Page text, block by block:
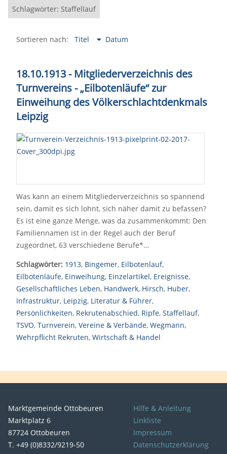
Schlagwörter: Staffellauf
Sortieren nach: Titel Datum
18.10.1913 - Mitgliederverzeichnis des
Turnvereins - „Eilbotenläufe“ zur
Einweihung des Völkerschlachtdenkmals
Leipzig
Was kann an einem Mitgliederverzeichnis so spannend
sein, damit es sich lohnt, sich näher damit zu befassen?
Es ist eine ganze Menge, was da zusammenkommt: Den
Familiennamen ist in der Regel auch der Beruf
zugeordnet, 63 verschiedene Berufe*…
Schlagwörter: 1913, Bingemer, Eilbotenlauf,
Eilbotenläufe, Einweihung, Einzelartikel, Ereignisse,
Gesellschaftliches Leben, Handwerk, Hirsch, Huber,
Infrastruktur, Leipzig, Literatur & Führer,
Persönlichkeiten, Rekrutenabschied, Ripfe, Staffellauf,
TSVO, Turnverein, Vereine & Verbände, Wegmann,
Wehrpflicht Rekruten, Wirtschaft & Handel
Marktgemeinde Ottobeuren
Marktplatz 6
87724 Ottobeuren
T. +49 (0)8332/9219-50
Hilfe & Anleitung
Linkliste
Impressum
Datenschutzerklärung